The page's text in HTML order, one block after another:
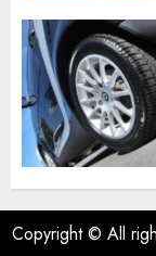
Copyright © All